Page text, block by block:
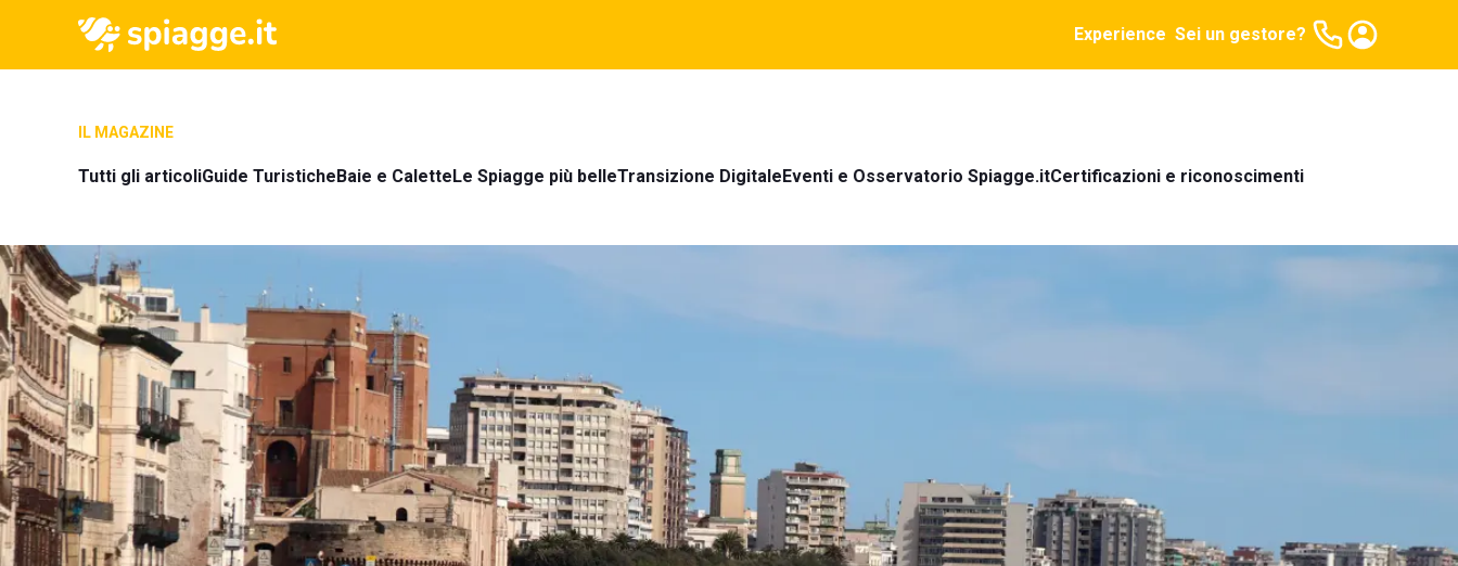
Experience Sei un gestore?
IL MAGAZINE
Tutti gli articoliGuide TuristicheBaie e CaletteLe Spiagge più belleTransizione DigitaleEventi e Osservatorio Spiagge.itCertificazioni e riconoscimenti